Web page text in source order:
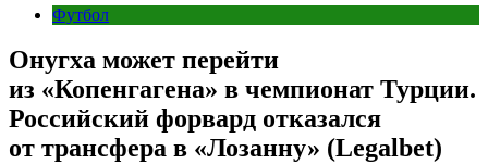
Футбол
Онугха может перейти
из «Копенгагена» в чемпионат Турции.
Российский форвард отказался
от трансфера в «Лозанну» (Legalbet)